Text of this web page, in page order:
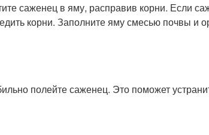
саженец в яму, расправив корни. Если
корни. Заполните яму смесью почвы и
полейте саженец. Это поможет